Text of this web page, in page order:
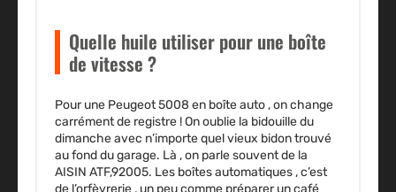
Quelle huile utiliser pour une boîte
de vitesse ?
Pour une Peugeot 5008 en boîte auto , on change
carrément de registre ! On oublie la bidouille du
dimanche avec n’importe quel vieux bidon trouvé
au fond du garage. Là , on parle souvent de la
AISIN ATF,92005. Les boîtes automatiques , c’est